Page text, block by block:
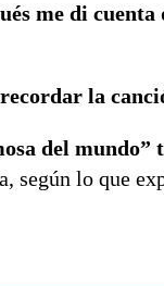
me di cuenta
la
del
lo que